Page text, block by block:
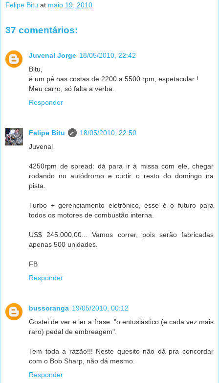
Felipe Bitu at maio 19, 2010
37 comentários:
Juvenal Jorge 18/05/2010, 22:42
Bitu,
é um pé nas costas de 2200 a 5500 rpm, espetacular !
Meu carro, só falta a verba.
Responder
Felipe Bitu
18/05/2010, 22:50
Juvenal
4250rpm de spread: dá para ir à missa com ele, chegar
rodando no autódromo e curtir o resto do domingo na
pista.
Turbo + gerenciamento eletrônico, esse é o futuro para
todos os motores de combustão interna.
US$ 245.000,00... Vamos correr, pois serão fabricadas
apenas 500 unidades.
FB
Responder
bussoranga 19/05/2010, 00:12
Gostei de ver e ler a frase: "o entusiástico (e cada vez mais
raro) pedal de embreagem".
Tem toda a razão!!! Neste quesito não dá pra concordar
com o Bob Sharp, não dá mesmo.
Responder